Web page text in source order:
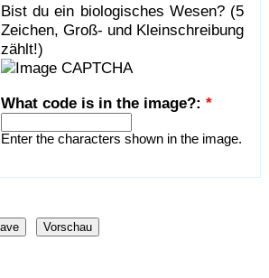
Bist du ein biologisches Wesen? (5
Zeichen, Groß- und Kleinschreibung
zählt!)
What code is in the image?:*
Enter the characters shown in the image.